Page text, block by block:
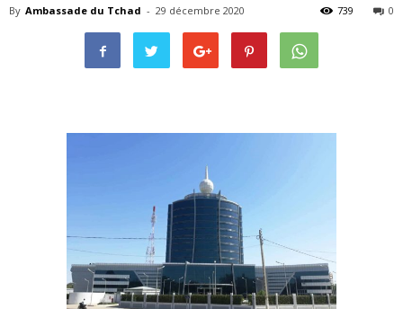
By Ambassade du Tchad - 29 décembre 2020 0
739